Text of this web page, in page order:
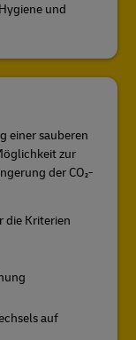
und
einer sauberen
zur
der CO₂-
die Kriterien
auf